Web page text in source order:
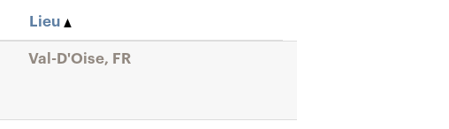
Lieu
Val-D'Oise, FR